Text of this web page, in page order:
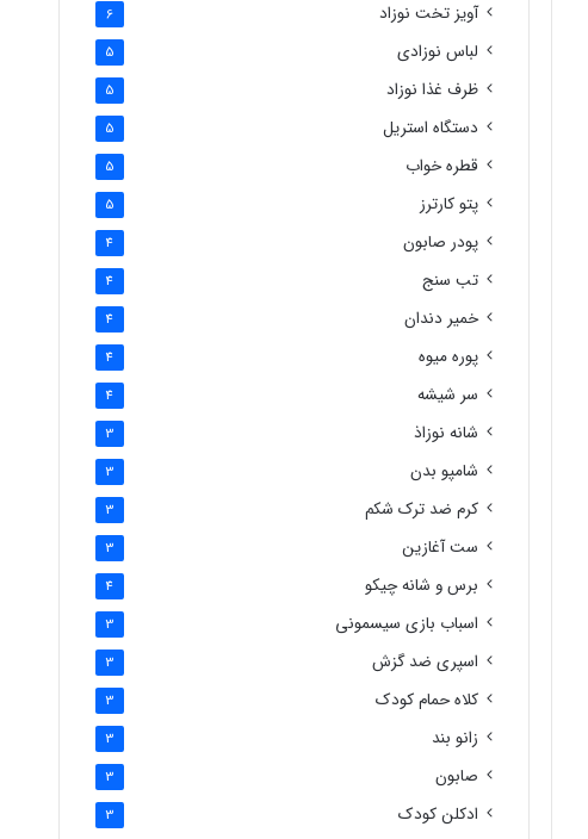
آویز تخت نوزاد 6
لباس نوزادی 5
ظرف غذا نوزاد 5
دستگاه استریل 5
قطره خواب 5
پتو کارترز 5
پودر صابون 4
تب سنج 4
خمیر دندان 4
پوره میوه 4
سر شیشه 4
شانه نوزاذ 3
شامپو بدن 3
کرم ضد ترک شکم 3
ست آغازین 3
برس و شانه چیکو 4
اسباب بازی سیسمونی 3
اسپری ضد گزش 3
کلاه حمام کودک 3
زانو بند 3
صابون 3
ادکلن کودک 3